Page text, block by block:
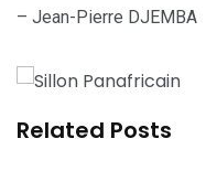
– Jean-Pierre DJEMBA
Related Posts